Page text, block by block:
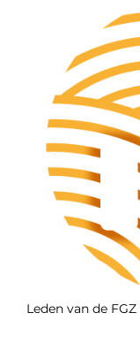
Leden van de FGZ